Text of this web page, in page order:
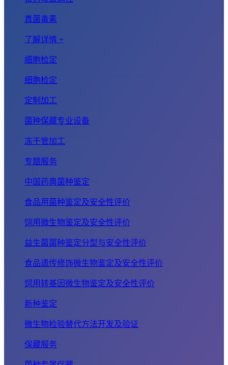
真菌毒素
了解详情 +
细胞检定
细胞检定
定制加工
菌种保藏专业设备
冻干管加工
专题服务
中国药典菌种鉴定
食品用菌种鉴定及安全性评价
饲用微生物鉴定及安全性评价
益生菌菌种鉴定分型与安全性评价
食品遗传修饰微生物鉴定及安全性评价
饲用转基因微生物鉴定及安全性评价
新种鉴定
微生物检验替代方法开发及验证
保藏服务